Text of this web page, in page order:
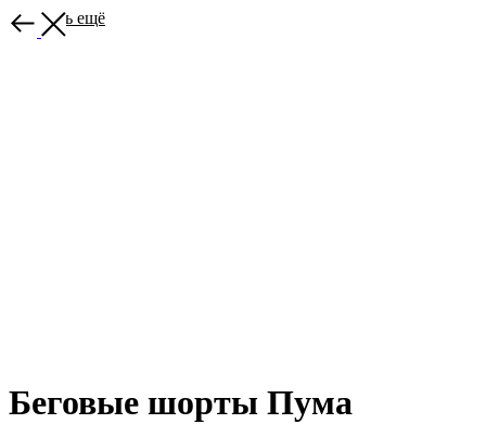
Выбрать ещё
Беговые шорты Пума